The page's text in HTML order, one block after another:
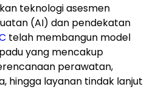
teknologi asesmen
(AI) dan pendekatan
telah membangun model
yang mencakup
perawatan,
hingga layanan tindak lanjut